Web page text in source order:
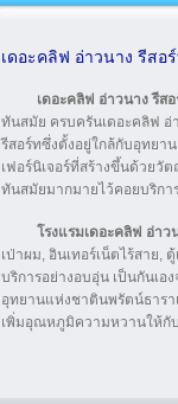
เดอะคลิฟ อ่าวนาง รีสอร์
เดอะคลิฟ อ่าวนาง รีส
ทันสมัย ครบครันเดอะคลิฟ อ่
รีสอร์ทซึ่งตั้งอยู่ใกล้กับอุทย
เฟอร์นิเจอร์ที่สร้างขึ้นด้วยวั
ทันสมัยมากมายไว้คอยบริกา
โรงแรมเดอะคลิฟ อ่าว
เป่าผม, อินเทอร์เน็ตไร้สาย,
บริการอย่างอบอุ่น เป็นกันเอ
อุทยานแห่งชาตินพรัตน์ธาร
เพิ่มอุณหภูมิความหวานให้กั